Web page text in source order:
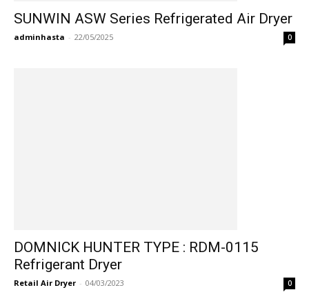
SUNWIN ASW Series Refrigerated Air Dryer
adminhasta - 22/05/2025 0
DOMNICK HUNTER TYPE : RDM-0115
Refrigerant Dryer
Retail Air Dryer - 04/03/2023 0